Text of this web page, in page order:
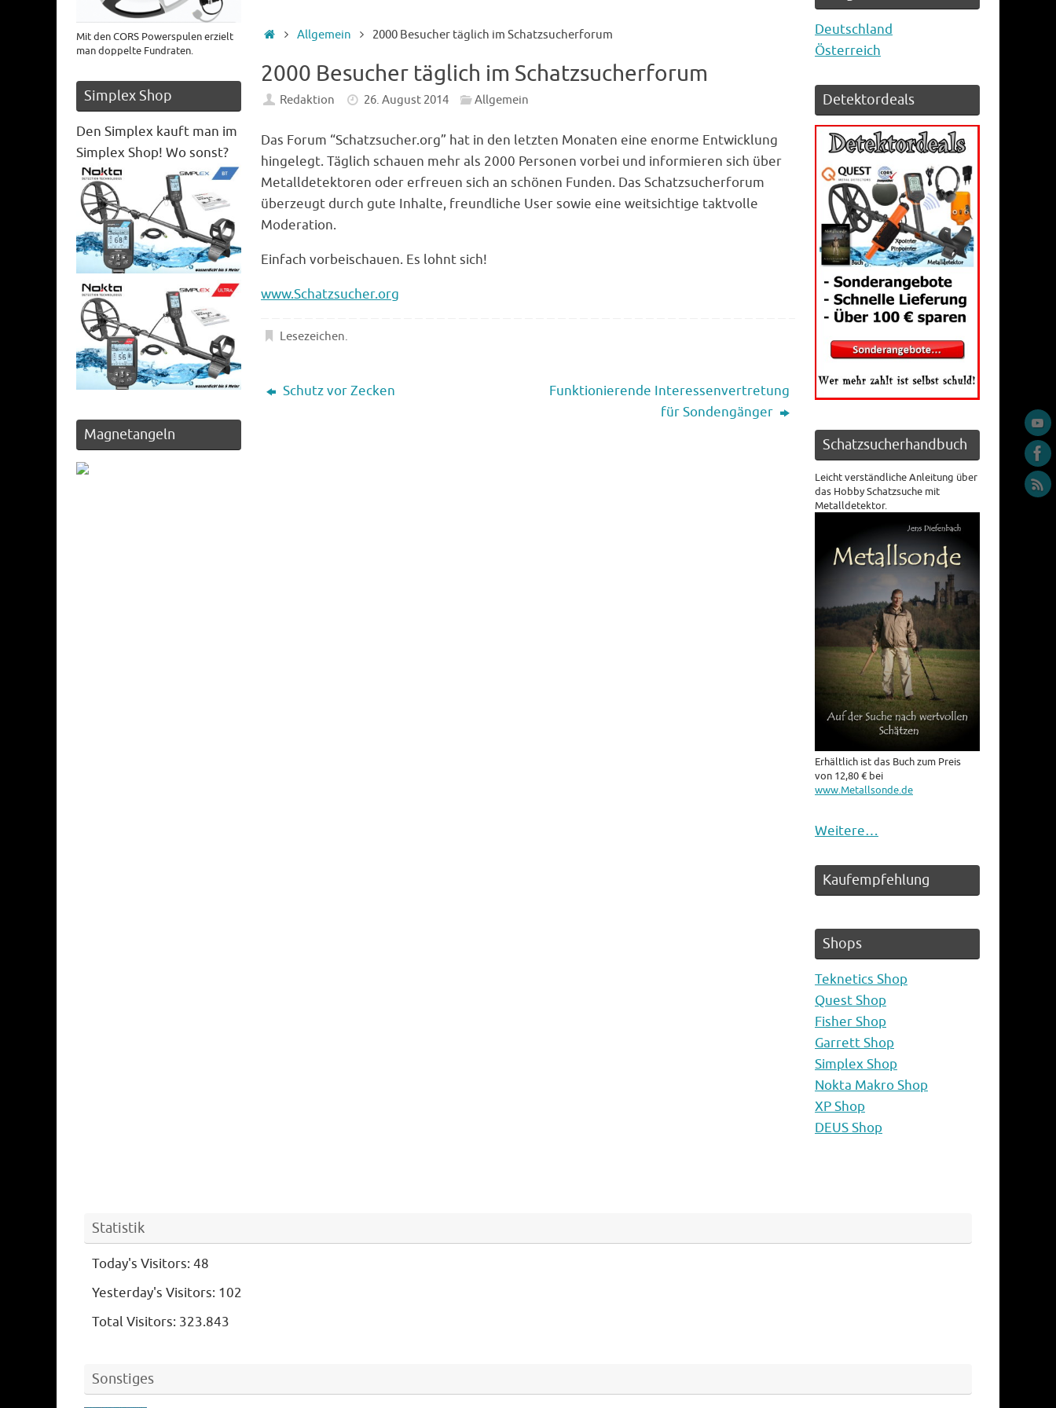
Startseite
Allgemein 2000 Besucher täglich im Schatzsucherforum
2000 Besucher täglich im Schatzsucherforum
Redaktion 26. August 2014 Allgemein
Das Forum “Schatzsucher.org” hat in den letzten Monaten eine enorme Entwicklung
hingelegt. Täglich schauen mehr als 2000 Personen vorbei und informieren sich über
Metalldetektoren oder erfreuen sich an schönen Funden. Das Schatzsucherforum
überzeugt durch gute Inhalte, freundliche User sowie eine weitsichtige taktvolle
Moderation.
Einfach vorbeischauen. Es lohnt sich!
www.Schatzsucher.org
Lesezeichen.
Schutz vor Zecken
Funktionierende Interessenvertretung
für Sondengänger
Mit den CORS Powerspulen erzielt
man doppelte Fundraten.
Simplex Shop
Den Simplex kauft man im
Simplex Shop! Wo sonst?
Magnetangeln
Deutschland
Österreich
Detektordeals
Schatzsucherhandbuch
Leicht verständliche Anleitung über
das Hobby Schatzsuche mit
Metalldetektor.
Erhältlich ist das Buch zum Preis
von 12,80 € bei
www.Metallsonde.de
Weitere…
Kaufempfehlung
Shops
Teknetics Shop
Quest Shop
Fisher Shop
Garrett Shop
Simplex Shop
Nokta Makro Shop
XP Shop
DEUS Shop
Statistik
Today's Visitors: 48
Yesterday's Visitors: 102
Total Visitors: 323.843
Sonstiges